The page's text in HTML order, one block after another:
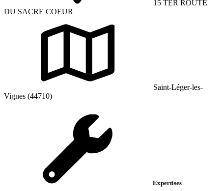
15 TER ROUTE
DU SACRE COEUR
Saint-Léger-les-
Vignes (44710)
Expertises